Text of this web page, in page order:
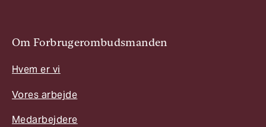
Om Forbrugerombudsmanden
Hvem er vi
Vores arbejde
Medarbejdere